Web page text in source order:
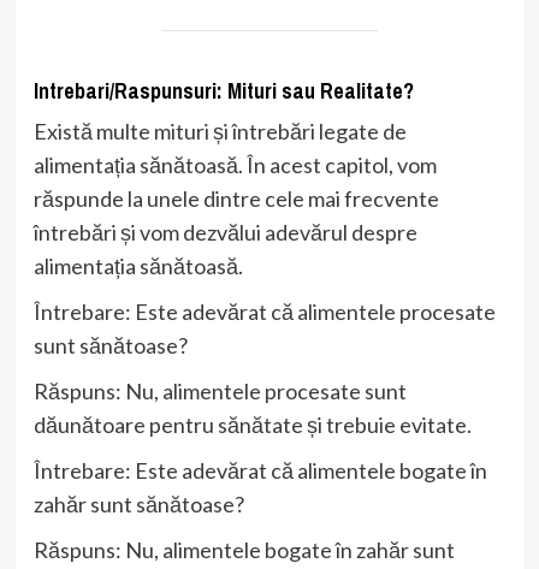
Intrebari/Raspunsuri: Mituri sau Realitate?
Există multe mituri și întrebări legate de
alimentația sănătoasă. În acest capitol, vom
răspunde la unele dintre cele mai frecvente
întrebări și vom dezvălui adevărul despre
alimentația sănătoasă.
Întrebare: Este adevărat că alimentele procesate
sunt sănătoase?
Răspuns: Nu, alimentele procesate sunt
dăunătoare pentru sănătate și trebuie evitate.
Întrebare: Este adevărat că alimentele bogate în
zahăr sunt sănătoase?
Răspuns: Nu, alimentele bogate în zahăr sunt